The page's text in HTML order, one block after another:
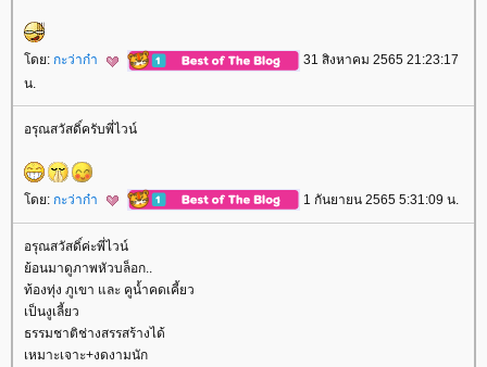
ดย: กะว่าก๋า
31 สิงหาคม 2565 21:23:17
น.
อรุณสวัสดิ์ครับพี่ไวน์
ดย: กะว่าก๋า 1 กันยายน 2565 5:31:09 น.
อรุณสวัสดิ์ค่ะพี่ไวน์
้อนมาดูภาพหัวบล็อก..
ท้องทุ่ง ภูเขา และ คูน้ำคดเคี้ยว
เป็นงูเลี้ยว
ธรรมชาติช่างสรรสร้างได้
เหมาะเจาะ+งดงามนัก